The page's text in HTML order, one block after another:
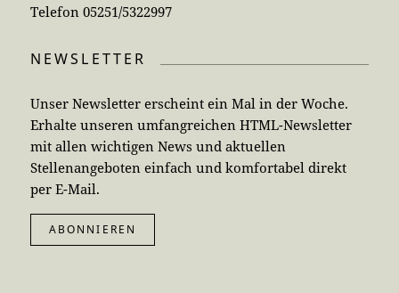
Telefon 05251/5322997
NEWSLETTER
Unser Newsletter erscheint ein Mal in der Woche.
Erhalte unseren umfangreichen HTML-Newsletter
mit allen wichtigen News und aktuellen
Stellenangeboten einfach und komfortabel direkt
per E-Mail.
ABONNIEREN